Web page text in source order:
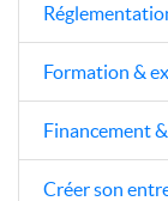
Formation &
Financement
Créer son